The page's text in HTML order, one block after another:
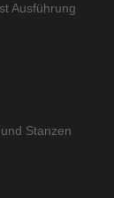
Ausführung
Stanzen